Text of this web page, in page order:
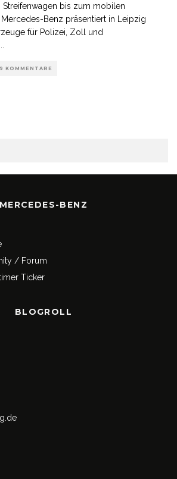
bis zum mobilen
Benz präsentiert in Leipzig
für Polizei, Zoll und
9 KOMMENTARE
MERCEDES-BENZ
/ Forum
Ticker
BLOGROLL